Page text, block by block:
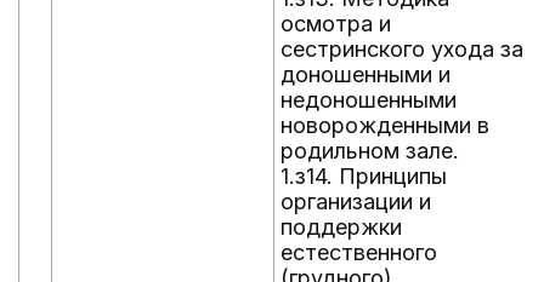
осмотра и
сестринского ухода за
доношенными и
недоношенными
новорожденными в
родильном зале.
1.з14. Принципы
организации и
поддержки
естественного